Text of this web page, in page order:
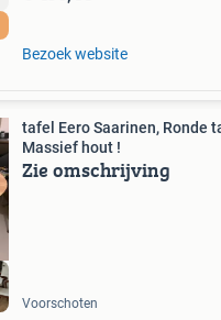
Bezoek website
tafel Eero Saarinen, Ronde
Massief hout !
Zie omschrijving
Voorschoten